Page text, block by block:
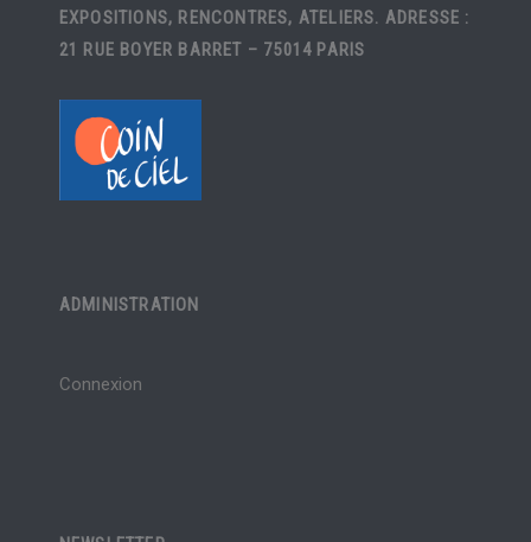
EXPOSITIONS, RENCONTRES, ATELIERS. ADRESSE :
21 RUE BOYER BARRET – 75014 PARIS
ADMINISTRATION
Connexion